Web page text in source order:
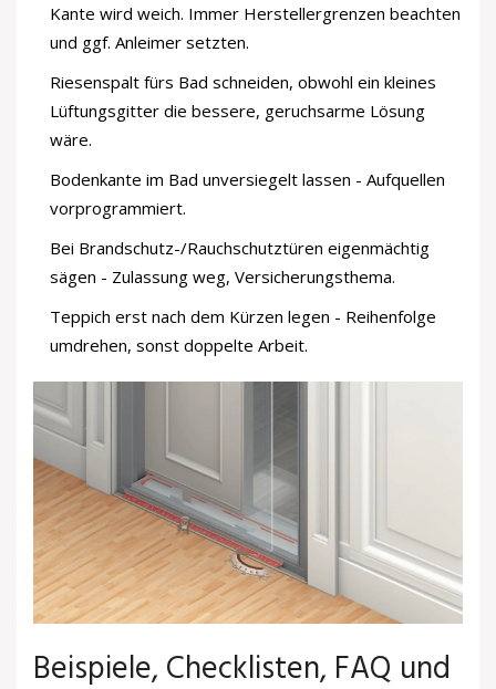
Kante wird weich. Immer Herstellergrenzen beachten
und ggf. Anleimer setzten.
Riesenspalt fürs Bad schneiden, obwohl ein kleines
Lüftungsgitter die bessere, geruchsarme Lösung
wäre.
Bodenkante im Bad unversiegelt lassen - Aufquellen
vorprogrammiert.
Bei Brandschutz-/Rauchschutztüren eigenmächtig
sägen - Zulassung weg, Versicherungsthema.
Teppich erst nach dem Kürzen legen - Reihenfolge
umdrehen, sonst doppelte Arbeit.
Beispiele, Checklisten, FAQ und